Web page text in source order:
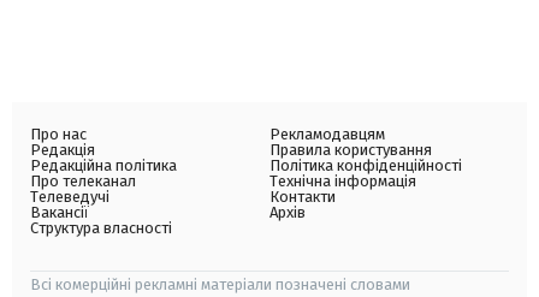
Про нас
Редакція
Редакційна політика
Про телеканал
Телеведучі
Вакансії
Структура власності
Рекламодавцям
Правила користування
Політика конфіденційності
Технічна інформація
Контакти
Архів
Всі комерційні рекламні матеріали позначені словами